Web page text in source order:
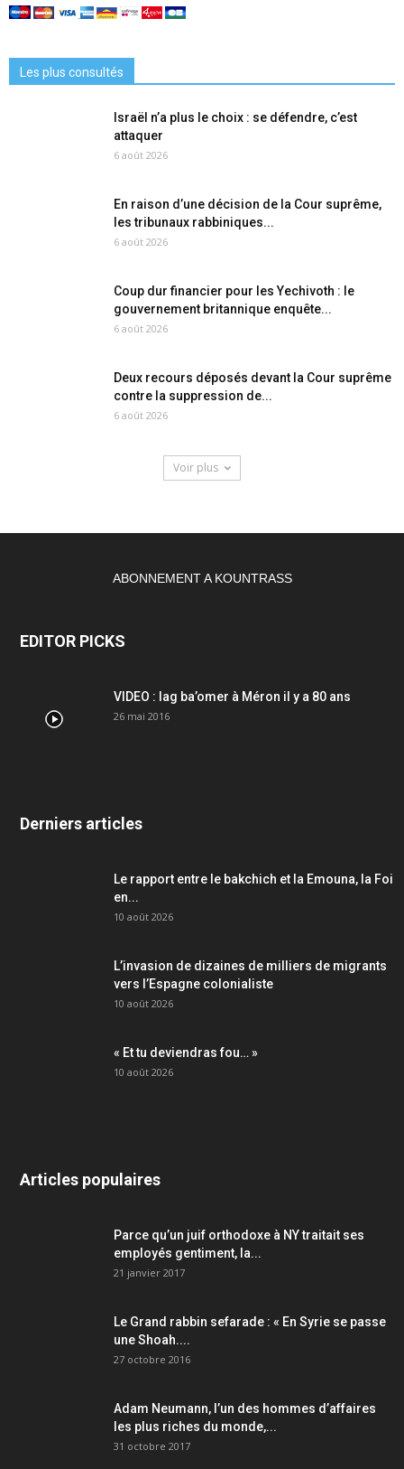
Les plus consultés
Israël n’a plus le choix : se défendre, c’est
attaquer
6 août 2026
En raison d’une décision de la Cour suprême,
les tribunaux rabbiniques...
6 août 2026
Coup dur financier pour les Yechivoth : le
gouvernement britannique enquête...
6 août 2026
Deux recours déposés devant la Cour suprême
contre la suppression de...
6 août 2026
Voir plus
ABONNEMENT A KOUNTRASS
EDITOR PICKS
VIDEO : lag ba’omer à Méron il y a 80 ans
26 mai 2016
Derniers articles
Le rapport entre le bakchich et la Emouna, la Foi
en...
10 août 2026
L’invasion de dizaines de milliers de migrants
vers l’Espagne colonialiste
10 août 2026
« Et tu deviendras fou… »
10 août 2026
Articles populaires
Parce qu’un juif orthodoxe à NY traitait ses
employés gentiment, la...
21 janvier 2017
Le Grand rabbin sefarade : « En Syrie se passe
une Shoah....
27 octobre 2016
Adam Neumann, l’un des hommes d’affaires
les plus riches du monde,...
31 octobre 2017